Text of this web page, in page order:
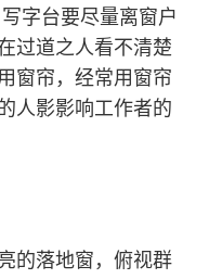
字台要尽量离窗户
过道之人看不清楚
窗帘，经常用窗帘
人影影响工作者的
落地窗，俯视群